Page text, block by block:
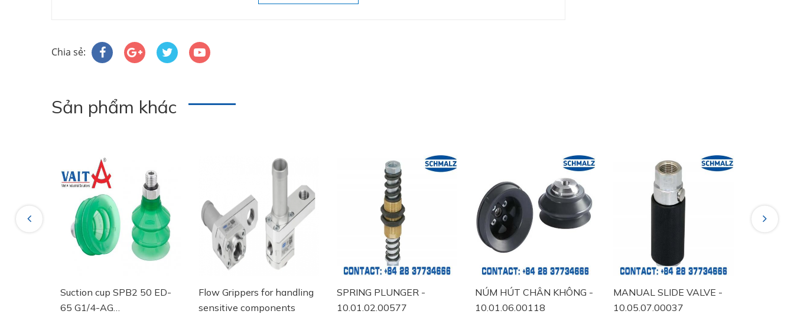
Material hardness: 55 °Sh
Nipple material: Aluminium
Vacuum connection: G1/8"-M
Chia sẻ:
Sản phẩm khác
Previous
Suction cup SPB2 50 ED-
65 G1/4-AG
Flow Grippers for handling
sensitive components
SPRING PLUNGER -
10.01.02.00577
NÚM HÚT CHÂN KHÔNG -
10.01.06.00118
MANUAL SLIDE VALVE -
10.05.07.00037
Next